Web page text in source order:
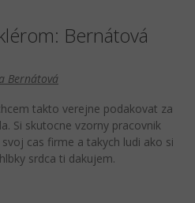
Bernátová
Bernátová
takto verejne podakovat za
Si skutocne vzorny pracovnik
cas firme a takych ludi ako si
srdca ti dakujem.